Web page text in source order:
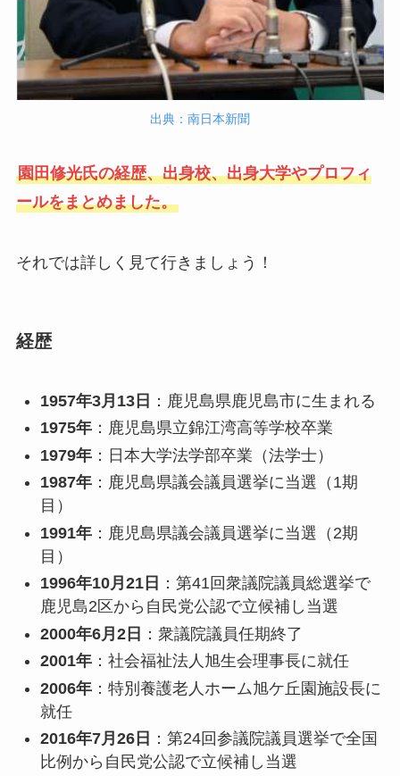
出典：南日本新聞
園田修光氏の経歴、出身校、出身大学やプロフィ
ールをまとめました。
それでは詳しく見て行きましょう！
経歴
1957年3月13日 ：鹿児島県鹿児島市に生まれる
1975年：鹿児島県立錦江湾高等学校卒業
1979年：日本大学法学部卒業（法学士）
1987年：鹿児島県議会議員選挙に当選（1期
目）
1991年：鹿児島県議会議員選挙に当選（2期
目）
1996年10月21日 ：第41回衆議院議員総選挙で
鹿児島2区から自民党公認で立候補し当選
2000年6月2日 ：衆議院議員任期終了
2001年：社会福祉法人旭生会理事長に就任
2006年：特別養護老人ホーム旭ケ丘園施設長に
就任
2016年7月26日 ：第24回参議院議員選挙で全国
比例から自民党公認で立候補し当選